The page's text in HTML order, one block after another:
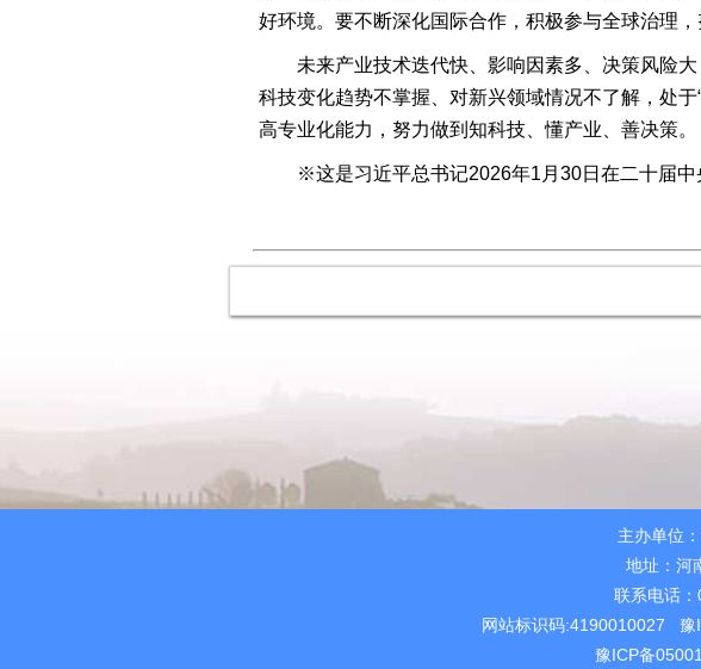
好环境。要不断深化国际合作，积极参与全球治理
未来产业技术迭代快、影响因素多、决策风险
科技变化趋势不掌握、对新兴领域情况不了解，处
高专业化能力，努力做到知科技、懂产业、善决策。
※这是习近平总书记2026年1月30日在二十届中
主办单位
地址：河
联系电话
网站标识码:4190010027
豫
豫ICP备